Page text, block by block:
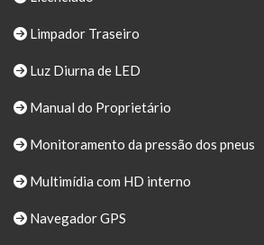
Limpador Traseiro
Luz Diurna de LED
Manual do Proprietário
Monitoramento da pressão dos pneus
Multimídia com HD interno
Navegador GPS